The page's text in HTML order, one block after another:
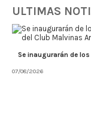
ULTIMAS
Se inaugurarán de
07/08/2026